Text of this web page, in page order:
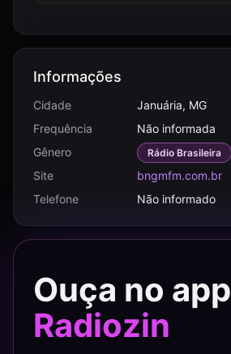
Informações
Cidade
Januária, MG
Frequência
Não informada
Gênero
Rádio Brasileira
Site
bngmfm.com.br
Telefone
Não informado
Ouça no app
Radiozin